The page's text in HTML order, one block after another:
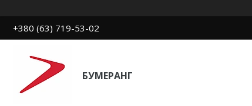
+380 (63) 719-53-02
БУМЕРАНГ